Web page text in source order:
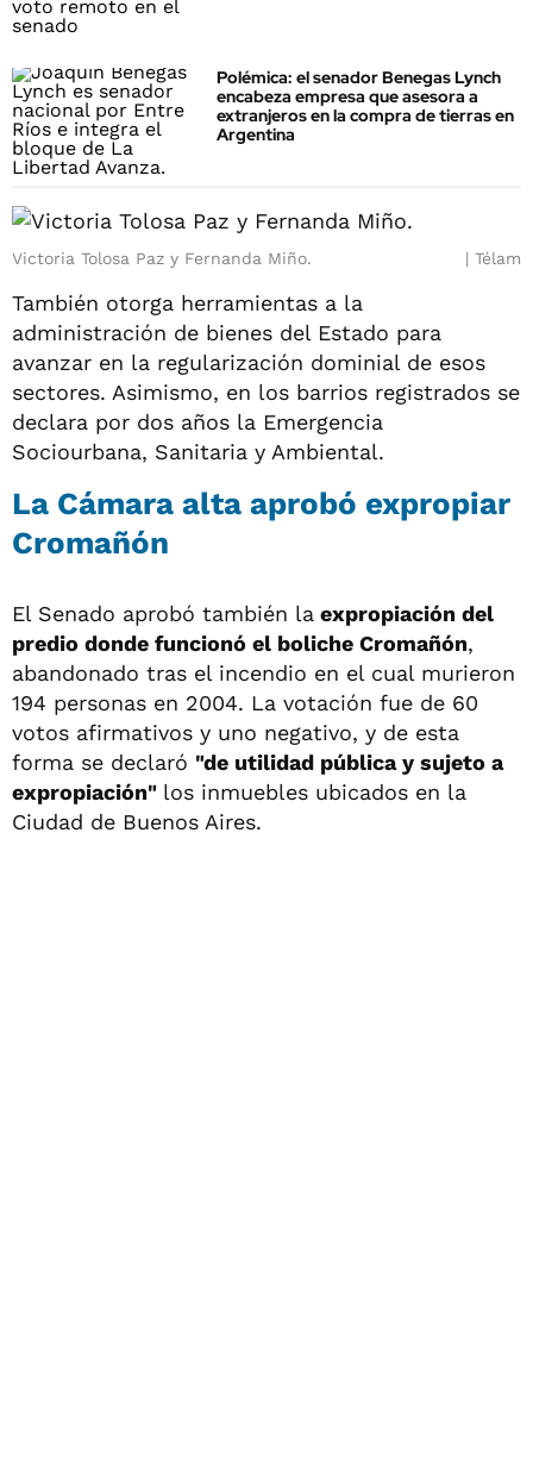
Polémica: el senador Benegas Lynch
encabeza empresa que asesora a
extranjeros en la compra de tierras en
Argentina
Victoria Tolosa Paz y Fernanda Miño. Télam
También otorga herramientas a la
administración de bienes del Estado para
avanzar en la regularización dominial de esos
sectores. Asimismo, en los barrios registrados se
declara por dos años la Emergencia
Sociourbana, Sanitaria y Ambiental.
La Cámara alta aprobó expropiar
Cromañón
El Senado aprobó también la expropiación del
predio donde funcionó el boliche Cromañón,
abandonado tras el incendio en el cual murieron
194 personas en 2004. La votación fue de 60
votos afirmativos y uno negativo, y de esta
forma se declaró "de utilidad pública y sujeto a
expropiación" los inmuebles ubicados en la
Ciudad de Buenos Aires.